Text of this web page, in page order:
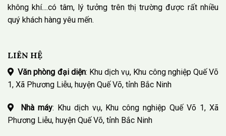
không khí....có tâm, lý tưởng trên thị trường được rất nhiều
quý khách hàng yêu mến.
LIÊN HỆ
Văn phòng đại diện: Khu dịch vụ, Khu công nghiệp Quế Võ
1, Xã Phương Liễu, huyện Quế Võ, tỉnh Bắc Ninh
Nhà máy: Khu dịch vụ, Khu công nghiệp Quế Võ 1, Xã
Phương Liễu, huyện Quế Võ, tỉnh Bắc Ninh